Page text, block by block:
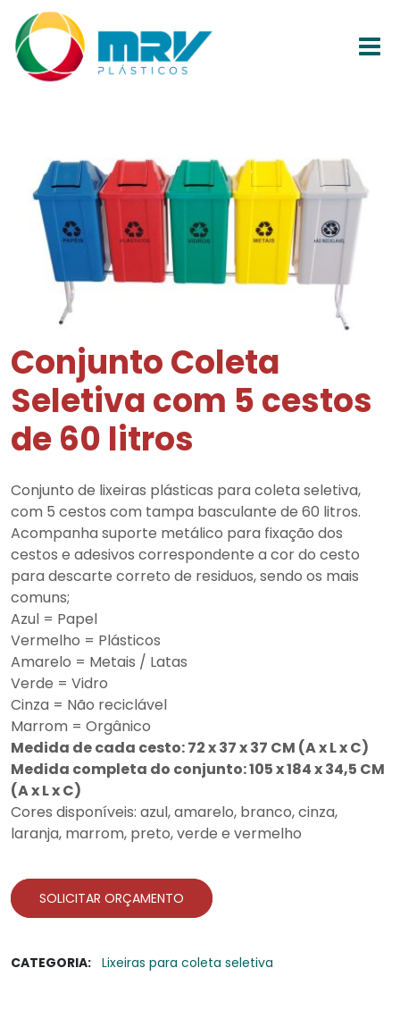
Conjunto Coleta
Seletiva com 5 cestos
de 60 litros
Conjunto de lixeiras plásticas para coleta seletiva,
com 5 cestos com tampa basculante de 60 litros.
Acompanha suporte metálico para fixação dos
cestos e adesivos correspondente a cor do cesto
para descarte correto de residuos, sendo os mais
comuns;
Azul = Papel
Vermelho = Plásticos
Amarelo = Metais / Latas
Verde = Vidro
Cinza = Não reciclável
Marrom = Orgânico
Medida de cada cesto: 72 x 37 x 37 CM (A x L x C)
Medida completa do conjunto: 105 x 184 x 34,5 CM
(A x L x C)
Cores disponíveis: azul, amarelo, branco, cinza,
laranja, marrom, preto, verde e vermelho
SOLICITAR ORÇAMENTO
CATEGORIA: Lixeiras para coleta seletiva